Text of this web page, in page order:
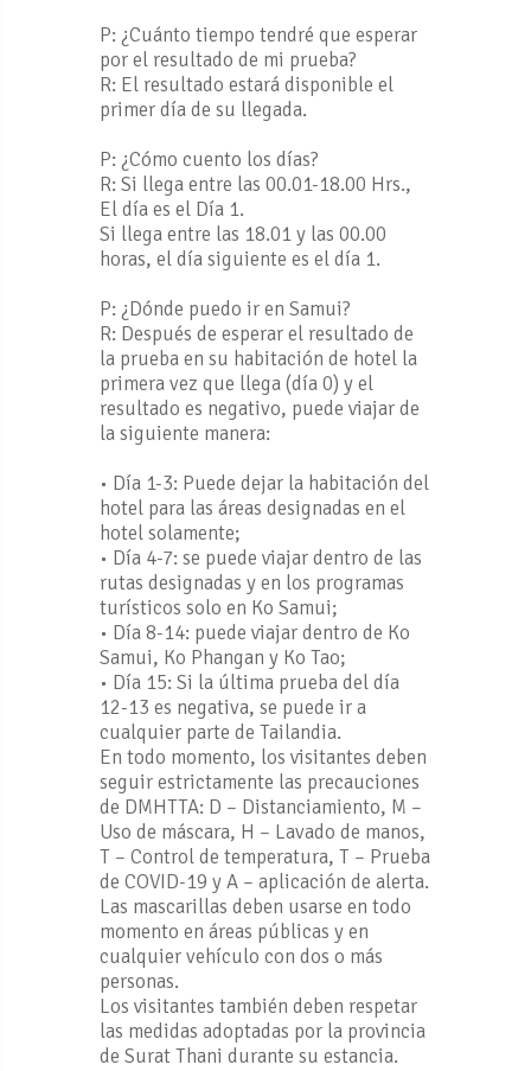
P: ¿Cuánto tiempo tendré que esperar
por el resultado de mi prueba?
R: El resultado estará disponible el
primer día de su llegada.
P: ¿Cómo cuento los días?
R: Si llega entre las 00.01-18.00 Hrs.,
El día es el Día 1.
Si llega entre las 18.01 y las 00.00
horas, el día siguiente es el día 1.
P: ¿Dónde puedo ir en Samui?
R: Después de esperar el resultado de
la prueba en su habitación de hotel la
primera vez que llega (día 0) y el
resultado es negativo, puede viajar de
la siguiente manera:
• Día 1-3: Puede dejar la habitación del
hotel para las áreas designadas en el
hotel solamente;
• Día 4-7: se puede viajar dentro de las
rutas designadas y en los programas
turísticos solo en Ko Samui;
• Día 8-14: puede viajar dentro de Ko
Samui, Ko Phangan y Ko Tao;
• Día 15: Si la última prueba del día
12-13 es negativa, se puede ir a
cualquier parte de Tailandia.
En todo momento, los visitantes deben
seguir estrictamente las precauciones
de DMHTTA: D – Distanciamiento, M –
Uso de máscara, H – Lavado de manos,
T – Control de temperatura, T – Prueba
de COVID-19 y A – aplicación de alerta.
Las mascarillas deben usarse en todo
momento en áreas públicas y en
cualquier vehículo con dos o más
personas.
Los visitantes también deben respetar
las medidas adoptadas por la provincia
de Surat Thani durante su estancia.